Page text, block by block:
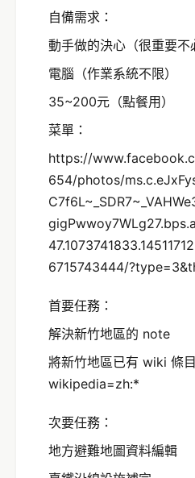
自備需求：
動手做的決心（很重要不
電腦（作業系統不限）
35~200元（點餐用）
菜單：
https://
654/photos/
6715743444/
首要任務：
解決新竹地區的 note
將新竹地區已有 wiki 條
wikipedia=zh:*
次要任務：
地方避難地圖資料編輯